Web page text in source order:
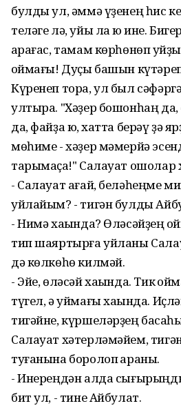
булды ул, әммә үҙенең һис
теләге лә, уйы ла юҡ ине.
ҡарағас, тамам көрһөнөп
ҡоймағы! Дуҫы башын
Күренеп тора, ул был сәфәргә
ултыра. "Хәҙер бошонһаң да,
да, файҙа юҡ, хатта берәү ҙә
мөһиме - хәҙер мәмерйә
тарымаҫҡа!" Салауат ошолар
- Салауат ағай, беләһеңме
уйлайым? - тигән булды
- Нимә хаҡында? Өләсәйҙең
тип шаяртырға уйланы
дә көлкөһө килмәй.
- Эйе, өләсәй хаҡында. Тик
түгел, ә уймағы хаҡында.
тигәйне, күршеләрҙең
Салауат хәтерләмәйем,
туғанына боролоп ҡараны.
- Инереңдән алда
бит ул, - тине Айбулат.